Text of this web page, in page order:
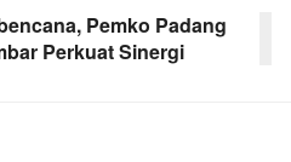
Pemko Padang
Perkuat Sinergi